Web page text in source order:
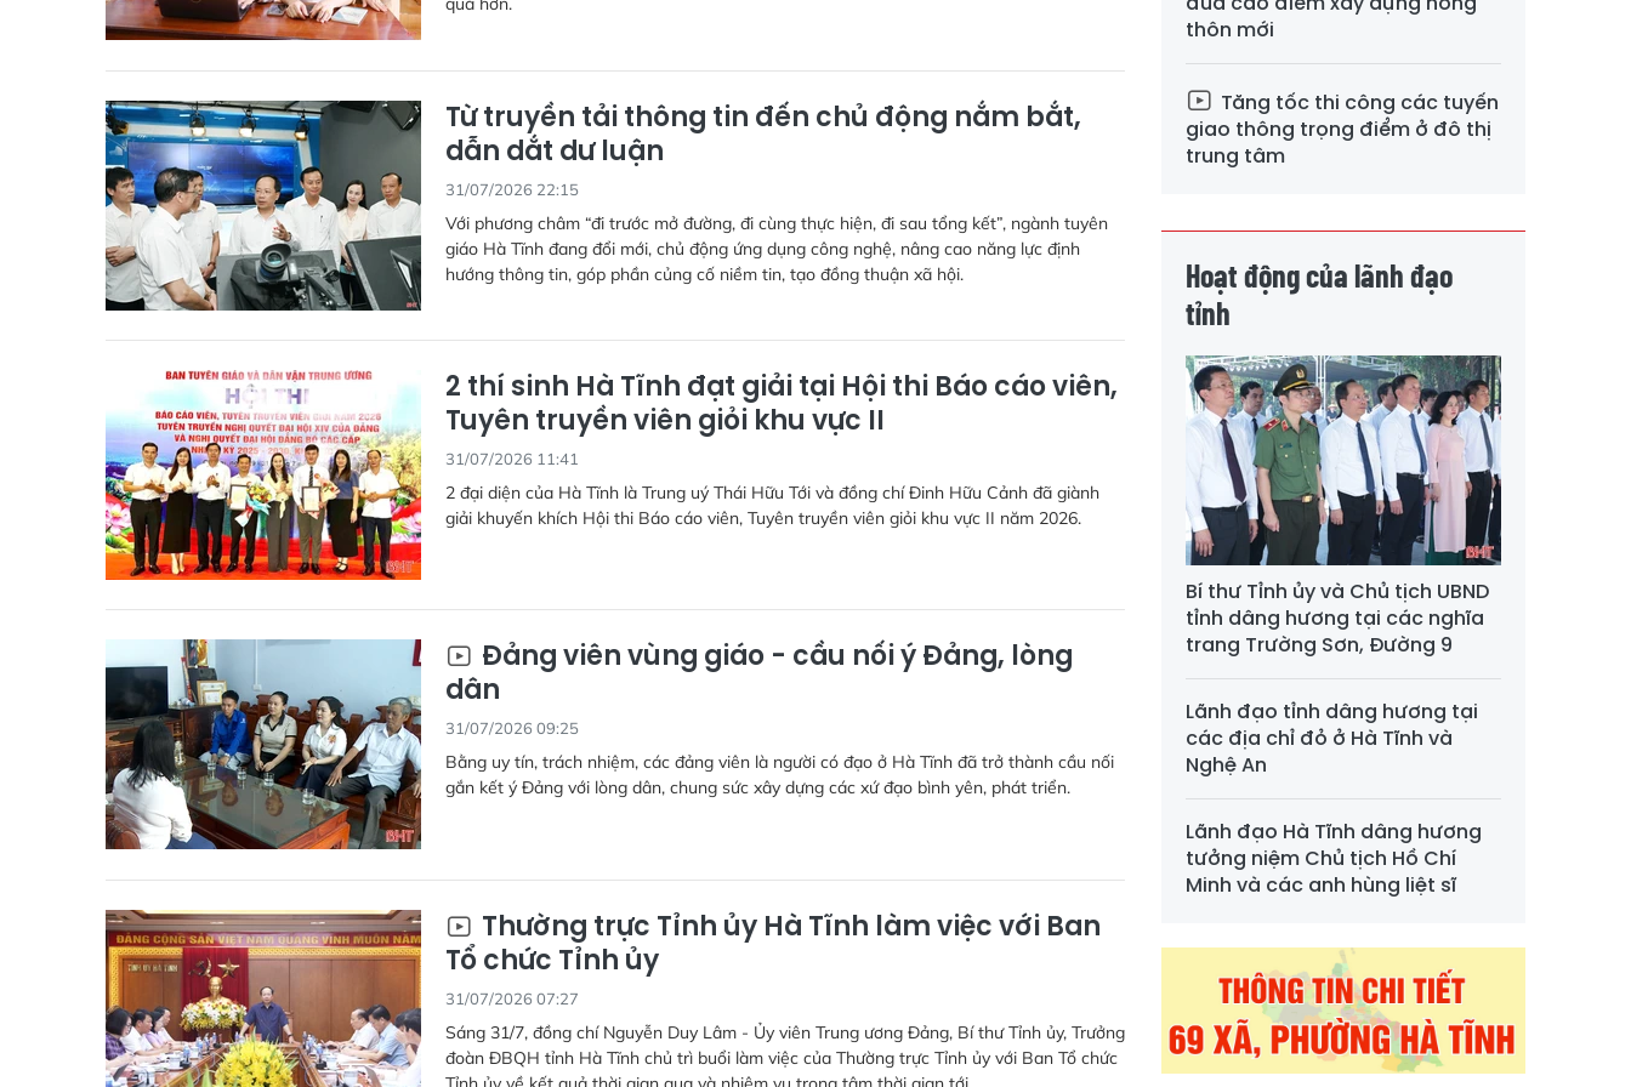
Từ truyền tải thông tin đến chủ động nắm bắt,
dẫn dắt dư luận
31/07/2026 22:15
Với phương châm “đi trước mở đường, đi cùng thực hiện, đi sau tổng kết”, ngành tuyên
giáo Hà Tĩnh đang đổi mới, chủ động ứng dụng công nghệ, nâng cao năng lực định
hướng thông tin, góp phần củng cố niềm tin, tạo đồng thuận xã hội.
2 thí sinh Hà Tĩnh đạt giải tại Hội thi Báo cáo viên,
Tuyên truyền viên giỏi khu vực II
31/07/2026 11:41
2 đại diện của Hà Tĩnh là Trung uý Thái Hữu Tới và đồng chí Đinh Hữu Cảnh đã giành
giải khuyến khích Hội thi Báo cáo viên, Tuyên truyền viên giỏi khu vực II năm 2026.
Đảng viên vùng giáo - cầu nối ý Đảng, lòng
dân
31/07/2026 09:25
Bằng uy tín, trách nhiệm, các đảng viên là người có đạo ở Hà Tĩnh đã trở thành cầu nối
gắn kết ý Đảng với lòng dân, chung sức xây dựng các xứ đạo bình yên, phát triển.
Thường trực Tỉnh ủy Hà Tĩnh làm việc với Ban
Tổ chức Tỉnh ủy
31/07/2026 07:27
Sáng 31/7, đồng chí Nguyễn Duy Lâm - Ủy viên Trung ương Đảng, Bí thư Tỉnh ủy, Trưởng
đoàn ĐBQH tỉnh Hà Tĩnh chủ trì buổi làm việc của Thường trực Tỉnh ủy với Ban Tổ chức
thôn mới
Tăng tốc thi công các tuyến
giao thông trọng điểm ở đô thị
trung tâm
Hoạt động của lãnh đạo
tỉnh
Bí thư Tỉnh ủy và Chủ tịch UBND
tỉnh dâng hương tại các nghĩa
trang Trường Sơn, Đường 9
Lãnh đạo tỉnh dâng hương tại
các địa chỉ đỏ ở Hà Tĩnh và
Nghệ An
Lãnh đạo Hà Tĩnh dâng hương
tưởng niệm Chủ tịch Hồ Chí
Minh và các anh hùng liệt sĩ